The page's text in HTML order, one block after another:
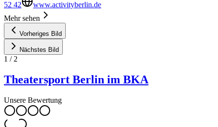
52 42
www.activityberlin.de
Mehr sehen
Vorheriges Bild
Nächstes Bild
1 / 2
Theatersport Berlin im BKA
Unsere Bewertung